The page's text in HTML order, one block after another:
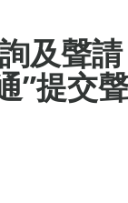
及聲請
”提交聲